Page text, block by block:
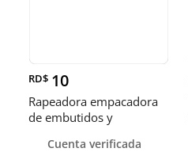
RD$ 10
Rapeadora empacadora
de embutidos y
Cuenta verificada